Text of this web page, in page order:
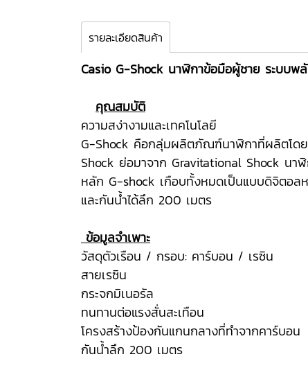
รายละเอียดสินค้า
Casio G-Shock นาฬิกาข้อมือผู้ชาย ระบบ
คุณสมบัติ
ความสง่างามและเทคโนโลยี
G-Shock คือกลุ่มผลิตภัณฑ์นาฬิกาที่ผลิตโดย
Shock ย่อมาจาก Gravitational Shock นา
หลัก G-shock เกือบทั้งหมดเป็นแบบดิจิตอล
และกันน้ำได้ลึก 200 เมตร
ข้อมูลจำเพาะ
วัสดุตัวเรือน / กรอบ: คาร์บอน / เรซิน
สายเรซิน
กระจกมิเนอรัล
ทนทานต่อแรงสั่นสะเทือน
โครงสร้างป้องกันแกนกลางที่ทำจากคาร์บอน
กันน้ำลึก 200 เมตร